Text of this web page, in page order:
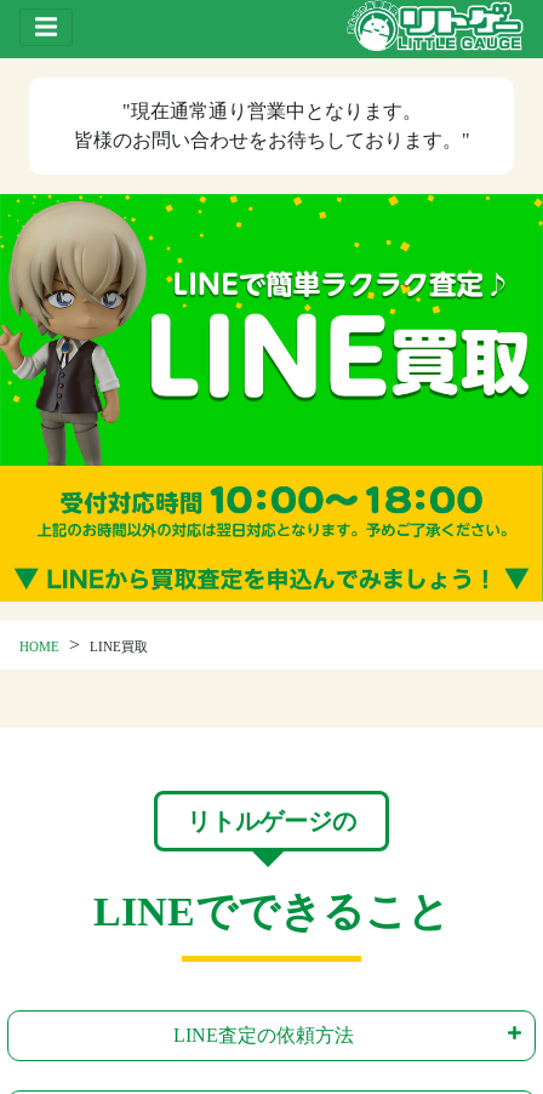
Toggle drawer
"現在通常通り営業中 となります。
皆様のお問い合わせをお待ちしております。"
HOME > LINE買取
リトルゲージの
LINEでできること
LINE査定の依頼方法